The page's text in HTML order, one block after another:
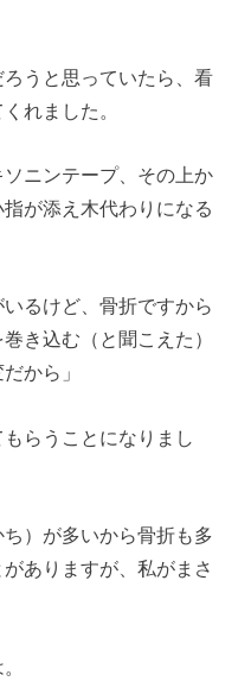
うと思っていたら、看
れました。
ニンテープ、その上か
が添え木代わりになる
るけど、骨折ですから
き込む（と聞こえた）
から」
らうことになりまし
）が多いから骨折も多
ありますが、私がまさ